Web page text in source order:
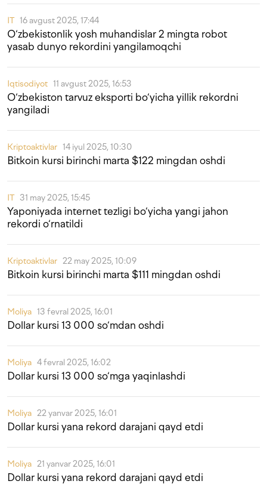
IT 16 avgust 2025, 17:44
O‘zbekistonlik yosh muhandislar 2 mingta robot
yasab dunyo rekordini yangilamoqchi
Iqtisodiyot 11 avgust 2025, 16:53
O‘zbekiston tarvuz eksporti bo‘yicha yillik rekordni
yangiladi
Kriptoaktivlar 14 iyul 2025, 10:30
Bitkoin kursi birinchi marta $122 mingdan oshdi
IT 31 may 2025, 15:45
Yaponiyada internet tezligi bo‘yicha yangi jahon
rekordi o‘rnatildi
Kriptoaktivlar 22 may 2025, 10:09
Bitkoin kursi birinchi marta $111 mingdan oshdi
Moliya 13 fevral 2025, 16:01
Dollar kursi 13 000 so‘mdan oshdi
Moliya 4 fevral 2025, 16:02
Dollar kursi 13 000 so‘mga yaqinlashdi
Moliya 22 yanvar 2025, 16:01
Dollar kursi yana rekord darajani qayd etdi
Moliya 21 yanvar 2025, 16:01
Dollar kursi yana rekord darajani qayd etdi